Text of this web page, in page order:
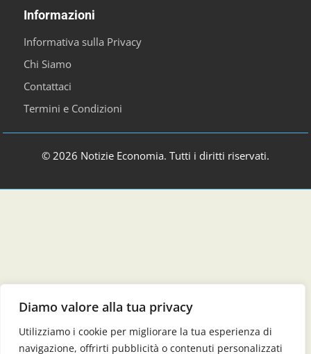
Diamo valore alla tua privacy
Utilizziamo i cookie per migliorare la tua esperienza di
navigazione, offrirti pubblicità o contenuti personalizzati
Informazioni
Informativa sulla Privacy
Chi Siamo
Contattaci
Termini e Condizioni
© 2026 Notizie Economia. Tutti i diritti riservati.